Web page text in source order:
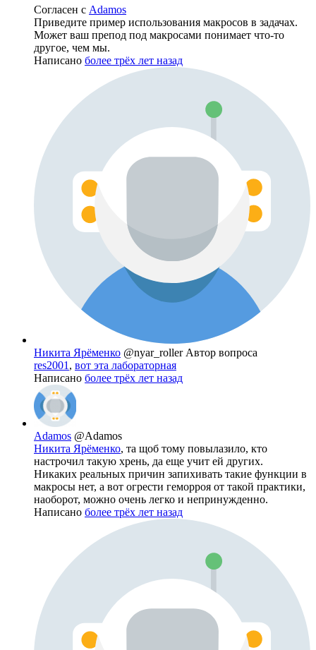
Согласен с Adamos
Приведите пример использования макросов в задачах.
Может ваш препод под макросами понимает что-то
другое, чем мы.
Написано более трёх лет назад
Никита Ярёменко @nyar_roller Автор вопроса
res2001 , вот эта лабораторная
Написано более трёх лет назад
Adamos @Adamos
Никита Ярёменко, та щоб тому повылазило, кто
настрочил такую хрень, да еще учит ей других.
Никаких реальных причин запихивать такие функции в
макросы нет, а вот огрести геморроя от такой практики,
наоборот, можно очень легко и непринужденно.
Написано более трёх лет назад